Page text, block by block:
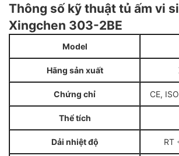
Thông số kỹ thuật tủ ấm vi
Xingchen 303-2BE
Model
Hãng sản xuất
Chứng chỉ CE,
Thể tích
Dải nhiệt độ RT